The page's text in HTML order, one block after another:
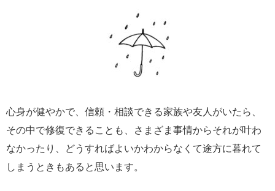
心身が健やかで、信頼・相談できる家族や友人がいたら、
その中で修復できることも、さまざま事情からそれが叶わ
なかったり、どうすればよいかわからなくて途方に暮れて
しまうときもあると思います。